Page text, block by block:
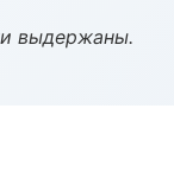
выдержаны.